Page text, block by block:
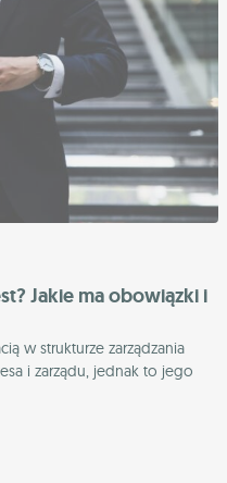
Jakie ma obowiązki i
w strukturze zarządzania
i zarządu, jednak to jego